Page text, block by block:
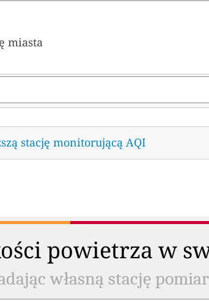
miasta
stację monitorującą AQI
powietrza w
własną stację